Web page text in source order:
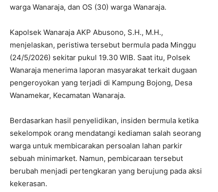
warga Wanaraja, dan OS (30) warga Wanaraja.
Kapolsek Wanaraja AKP Abusono, S.H., M.H.,
menjelaskan, peristiwa tersebut bermula pada Minggu
(24/5/2026) sekitar pukul 19.30 WIB. Saat itu, Polsek
Wanaraja menerima laporan masyarakat terkait dugaan
pengeroyokan yang terjadi di Kampung Bojong, Desa
Wanamekar, Kecamatan Wanaraja.
Berdasarkan hasil penyelidikan, insiden bermula ketika
sekelompok orang mendatangi kediaman salah seorang
warga untuk membicarakan persoalan lahan parkir
sebuah minimarket. Namun, pembicaraan tersebut
berubah menjadi pertengkaran yang berujung pada aksi
kekerasan.